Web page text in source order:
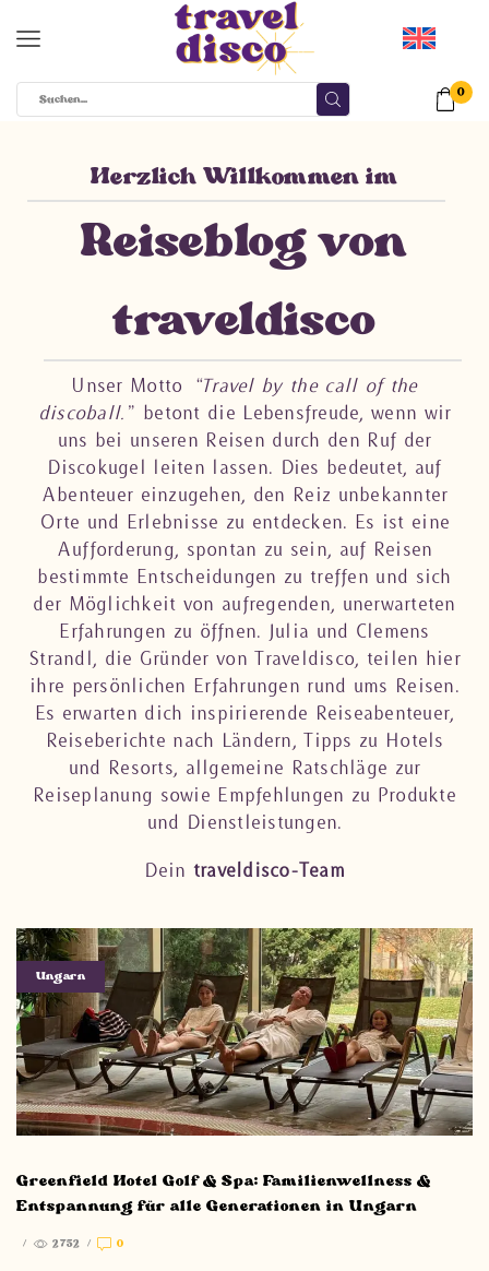
0
Herzlich Willkommen im
Reiseblog von
traveldisco​
Unser Motto
“Travel by the call of the
discoball.”betont die Lebensfreude, wenn wir
uns bei unseren Reisen durch den Ruf der
Discokugel leiten lassen. Dies bedeutet, auf
Abenteuer einzugehen, den Reiz unbekannter
Orte und Erlebnisse zu entdecken. Es ist eine
Aufforderung, spontan zu sein, auf Reisen
bestimmte Entscheidungen zu treffen und sich
der Möglichkeit von aufregenden, unerwarteten
Erfahrungen zu öffnen. Julia und Clemens
Strandl, die Gründer von Traveldisco, teilen hier
ihre persönlichen Erfahrungen rund ums Reisen.
Es erwarten dich inspirierende Reiseabenteuer,
Reiseberichte nach Ländern, Tipps zu Hotels
und Resorts, allgemeine Ratschläge zur
Reiseplanung sowie Empfehlungen zu Produkte
und Dienstleistungen.
Dein traveldisco-Team
Ungarn
Greenfield Hotel Golf & Spa: Familienwellness &
Entspannung für alle Generationen in Ungarn
/ 2752 / 0